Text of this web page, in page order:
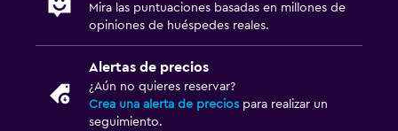
Mira las puntuaciones basadas en millones de
opiniones de huéspedes reales.
Alertas de precios
¿Aún no quieres reservar?
Crea una alerta de precios para realizar un
seguimiento.